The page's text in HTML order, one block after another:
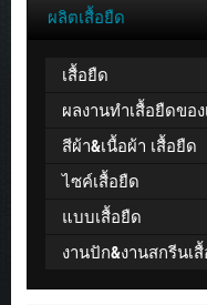
ผลิตเสื้อยืด
เสื้อยืด
ผลงานทำเสื้อยืดของ
สีผ้า&เนื้อผ้า เสื้อยืด
ไซค์เสื้อยืด
แบบเสื้อยืด
งานปัก&งานสกรีนเ